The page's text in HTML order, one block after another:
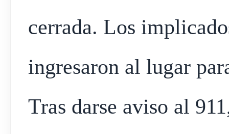
cerrada. Los
ingresaron al lugar
Tras darse aviso al